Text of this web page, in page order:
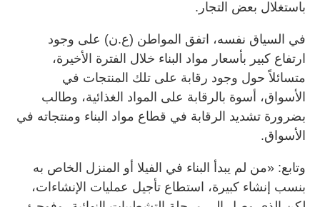
باستغلال بعض التجار.
في السياق نفسه، اتفق المواطن (ع.ن) على وجود
ارتفاع كبير بأسعار مواد البناء خلال الفترة الأخيرة،
متسائلاً حول وجود رقابة على تلك المنتجات في
الأسواق، أسوة بالرقابة على المواد الغذائية، وطالب
بضرورة تشديد الرقابة في قطاع مواد البناء ومنتجاته في
الأسواق.
وتابع: «من لم يبدأ البناء في الفيلا أو المنزل الخاص به
بنسب إنشاء كبيرة، استطاع تأجيل عمليات الإنشاءات،